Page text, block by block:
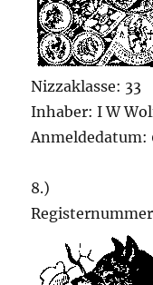
Nizzaklasse: 33
Inhaber: I W
Anmeldedatum:
8.)